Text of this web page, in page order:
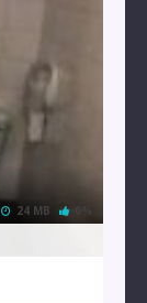
24 MB 0%